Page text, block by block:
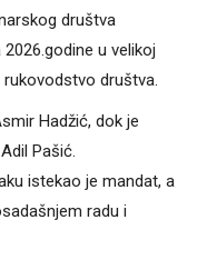
društva
u velikoj
društva.
Hadžić, dok je
Pašić.
istekao je mandat, a
radu i